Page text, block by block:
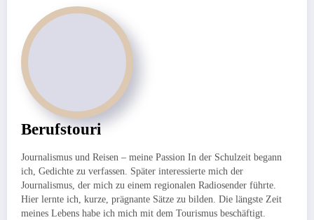
Berufstouri
Journalismus und Reisen – meine Passion In der Schulzeit begann
ich, Gedichte zu verfassen. Später interessierte mich der
Journalismus, der mich zu einem regionalen Radiosender führte.
Hier lernte ich, kurze, prägnante Sätze zu bilden. Die längste Zeit
meines Lebens habe ich mich mit dem Tourismus beschäftigt.